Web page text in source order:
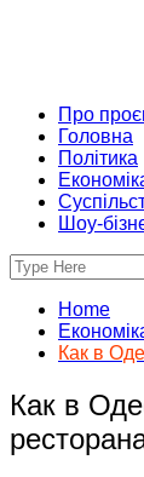
Про
Головна
Політика
Шоу-
Home
Как в
Как в